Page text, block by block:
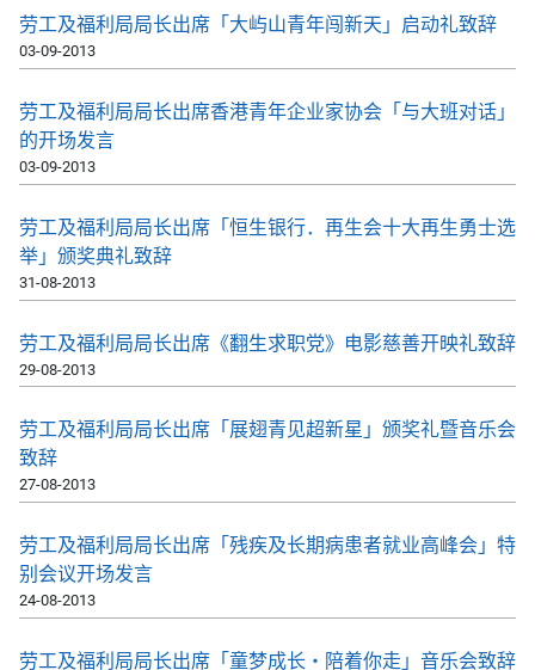
劳工及福利局局长出席「大屿山青年闯新天」启动礼致辞
03-09-2013
劳工及福利局局长出席香港青年企业家协会「与大班对话」
的开场发言
03-09-2013
劳工及福利局局长出席「恒生银行．再生会十大再生勇士选
举」颁奖典礼致辞
31-08-2013
劳工及福利局局长出席《翻生求职党》电影慈善开映礼致辞
29-08-2013
劳工及福利局局长出席「展翅青见超新星」颁奖礼暨音乐会
致辞
27-08-2013
劳工及福利局局长出席「残疾及长期病患者就业高峰会」特
别会议开场发言
24-08-2013
劳工及福利局局长出席「童梦成长‧陪着你走」音乐会致辞